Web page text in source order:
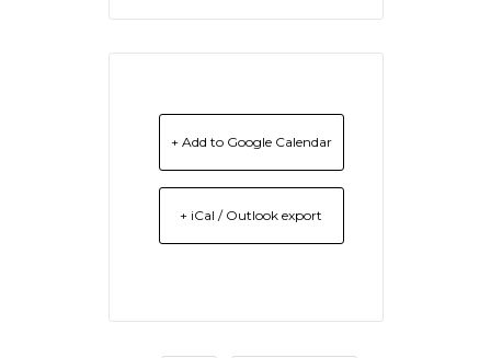
+ Add to Google Calendar
+ iCal / Outlook export